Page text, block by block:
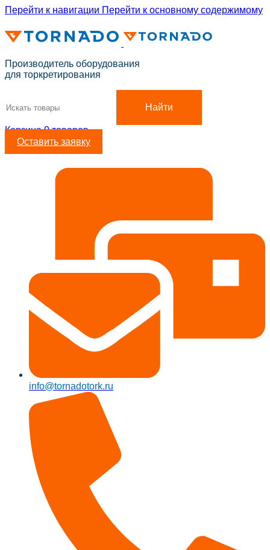
Перейти к навигации Перейти к основному содержимому
Производитель оборудования
для торкретирования
Найти
Корзина0товаров
Оставить заявку
info@tornadotork.ru